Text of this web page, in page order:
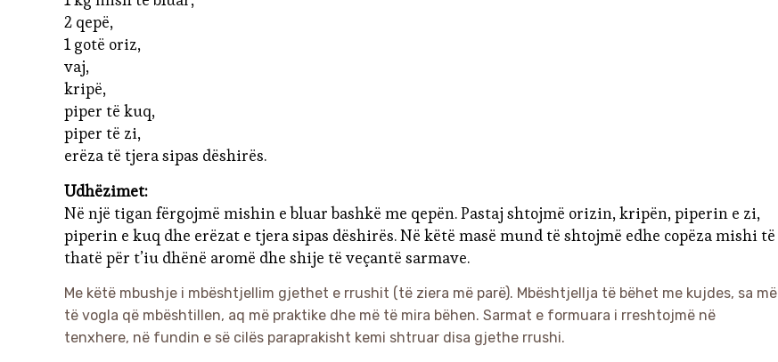
2 qepë,
1 gotë oriz,
vaj,
kripë,
piper të kuq,
piper të zi,
erëza të tjera sipas dëshirës.
Udhëzimet:
Në një tigan fërgojmë mishin e bluar bashkë me qepën. Pastaj shtojmë orizin, kripën, piperin e zi,
piperin e kuq dhe erëzat e tjera sipas dëshirës. Në këtë masë mund të shtojmë edhe copëza mishi të
thatë për t’iu dhënë aromë dhe shije të veçantë sarmave.
Me këtë mbushje i mbështjellim gjethet e rrushit (të ziera më parë). Mbështjellja të bëhet me kujdes, sa më
të vogla që mbështillen, aq më praktike dhe më të mira bëhen. Sarmat e formuara i rreshtojmë në
tenxhere, në fundin e së cilës paraprakisht kemi shtruar disa gjethe rrushi.